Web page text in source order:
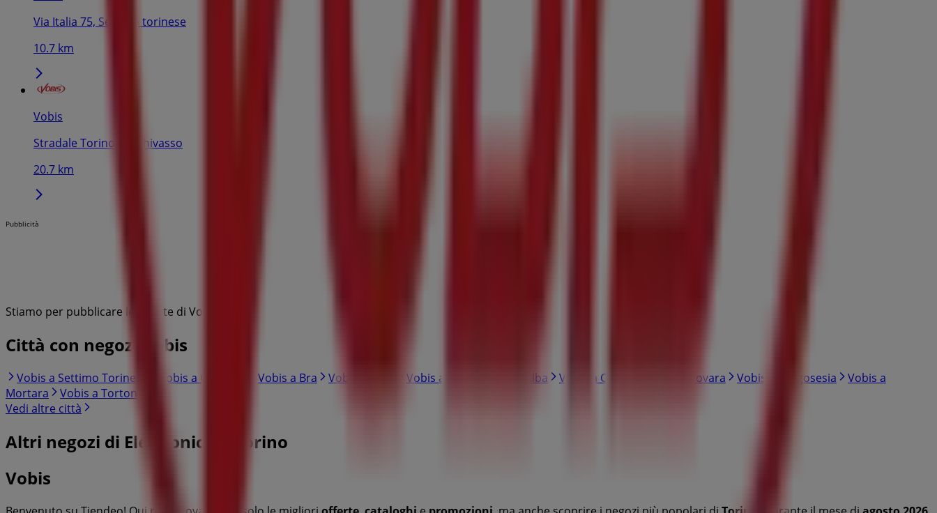
Via Italia 75, Settimo torinese
10.7 km
Vobis
Stradale Torino 30, Chivasso
20.7 km
Pubblicità
Stiamo per pubblicare le offerte di Vobis
Città con negozi Vobis
Vobis a Settimo Torinese Vobis a Chivasso Vobis a Bra Vobis a Ivrea Vobis a Susa Vobis a Alba Vobis a Canelli Vobis a Novara Vobis a Borgosesia
Vobis a
Mortara
Vobis a Tortona
Vedi altre città
Altri negozi di Elettronica a Torino
Vobis